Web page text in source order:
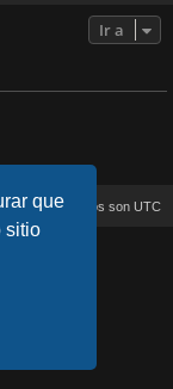
que
sitio
Ir a
los horarios son UTC
Limited